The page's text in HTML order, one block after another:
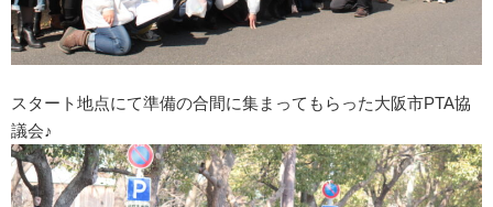
スタート地点にて準備の合間に集まってもらった大阪市PTA協
議会♪